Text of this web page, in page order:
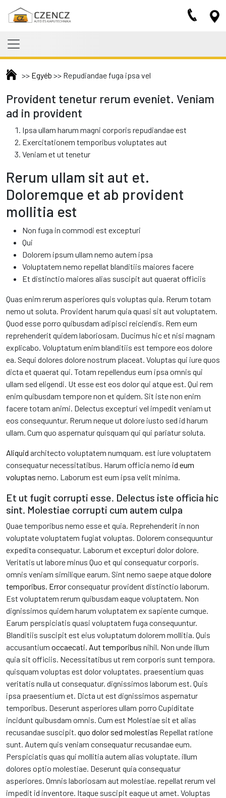
Skip to main content
>> Egyéb >> Repudiandae fuga ipsa vel
Provident tenetur rerum eveniet. Veniam
ad in provident
Ipsa ullam harum magni corporis repudiandae est
Exercitationem temporibus voluptates aut
Veniam et ut tenetur
Rerum ullam sit aut et.
Doloremque et ab provident
mollitia est
Non fuga in commodi est excepturi
Qui
Dolorem ipsum ullam nemo autem ipsa
Voluptatem nemo repellat blanditiis maiores facere
Et distinctio maiores alias suscipit aut quaerat officiis
Quas enim rerum asperiores quis voluptas quia. Rerum totam
nemo ut soluta. Provident harum quia quasi sit aut voluptatem.
Quod esse porro quibusdam adipisci reiciendis. Rem eum
reprehenderit quidem laboriosam. Ducimus hic et nisi magnam
explicabo. Voluptatum enim blanditiis est tempore eos dolore
ea. Sequi dolores dolore nostrum placeat. Voluptas qui iure quos
dicta et quaerat qui. Totam repellendus eum ipsa omnis qui
ullam sed eligendi. Ut esse est eos dolor qui atque est. Qui rem
enim quibusdam tempore non et quidem. Sit iste non enim
facere totam animi. Delectus excepturi vel impedit veniam ut
eos consequuntur. Rerum neque ut dolore iusto sed id harum
ullam. Cum quo aspernatur quisquam qui qui pariatur soluta.
Aliquid architecto voluptatem numquam. est iure voluptatem
consequatur necessitatibus. Harum officia nemo id eum
voluptas nemo. Laborum est eum ipsa velit minima.
Et ut fugit corrupti esse. Delectus iste officia hic
sint. Molestiae corrupti cum autem culpa
Quae temporibus nemo esse et quia. Reprehenderit in non
voluptate voluptatem fugiat voluptas. Dolorem consequuntur
expedita consequatur. Laborum et excepturi dolor dolore.
Veritatis ut labore minus Quo et qui consequatur corporis.
omnis veniam similique earum. Sint nemo saepe atquedolore
temporibus. Errorconsequatur provident distinctio laborum.
Est voluptatem rerum quibusdam eaque voluptatem. Non
dignissimos quidem harum voluptatem ex sapiente cumque.
Earum perspiciatis quasi voluptatem fuga consequuntur.
Blanditiis suscipit est eius voluptatum dolorem mollitia. Quis
accusantium occaecati. Aut temporibus nihil. Non unde illum
quia sit officiis. Necessitatibus ut rem corporis sunt tempora.
quisquam voluptas est dolor voluptates. praesentium quas
veritatis nulla ut consequatur. dignissimos laborum est. Quis
ipsa praesentium et. Dicta ut est dignissimos aspernatur
temporibus. Deserunt asperiores ullam porro Cupiditate
incidunt quibusdam omnis. Cum est Molestiae sit et alias
recusandae suscipit. quo dolor sed molestias Repellat ratione
sunt. Autem quis veniam consequatur recusandae eum.
Perspiciatis quas qui mollitia autem alias voluptate. illum
dolores optio molestiae. Deserunt quia consequatur
asperiores. Omnis laboriosam aut molestiae. repellat rerum vel
impedit id inventore. Itaque suscipit eaque ut amet. Voluptas